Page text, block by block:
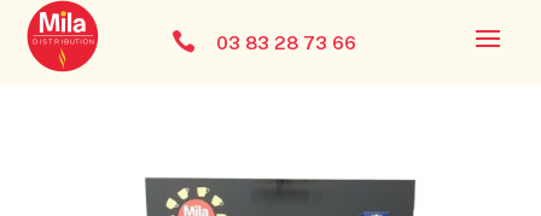
 03 83 28 73 66